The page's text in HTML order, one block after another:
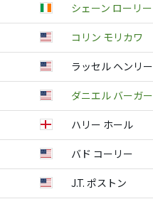
シェーン ローリー
コリン モリカワ
ラッセル ヘンリー
ダニエル バーガー
ハリー ホール
バド コーリー
J.T. ポストン